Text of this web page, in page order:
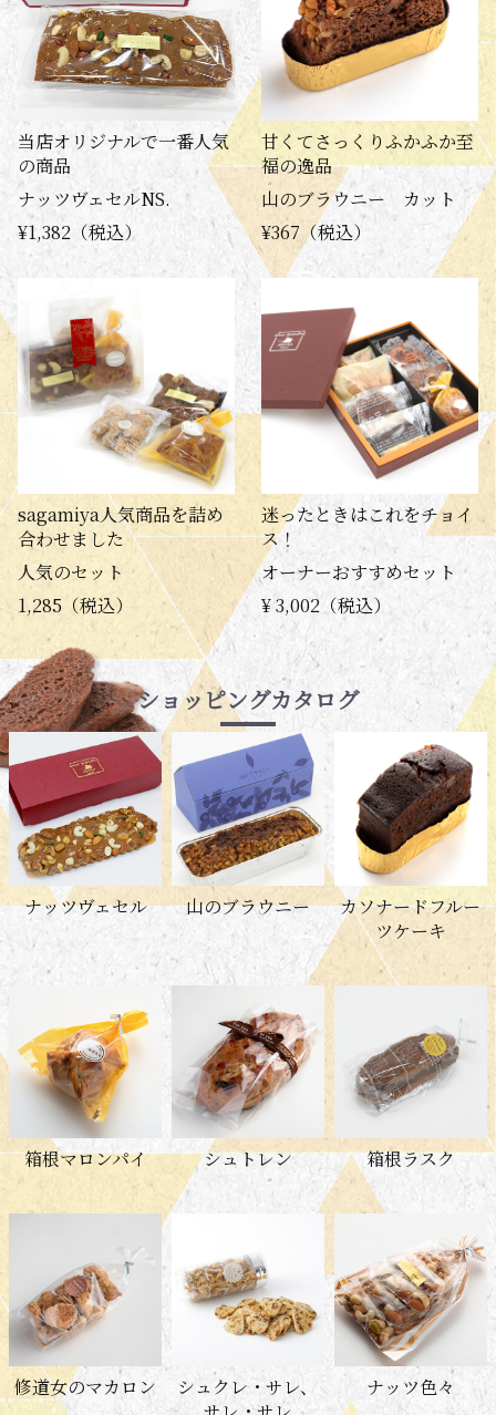
当店オリジナルで一番人気
の商品
ナッツヴェセルNS.
¥1,382（税込）
甘くてさっくりふかふか至
福の逸品
山のブラウニー カット
¥367（税込）
sagamiya人気商品を詰め
合わせました
人気のセット
1,285（税込）
迷ったときはこれをチョイ
ス！
オーナーおすすめセット
¥ 3,002（税込）
ショッピングカタログ
ナッツヴェセル 山のブラウニー
カソナードフルー
ツケーキ
箱根マロンパイ シュトレン 箱根ラスク
修道女のマカロン
シュクレ・サレ、
ナッツ色々